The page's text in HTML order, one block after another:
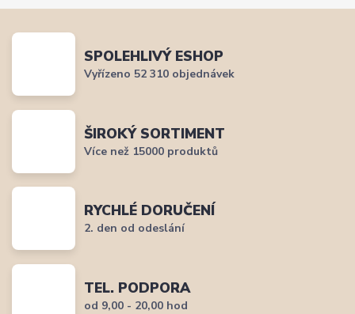
SPOLEHLIVÝ ESHOP
Vyřízeno 52 310 objednávek
ŠIROKÝ SORTIMENT
Více než 15000 produktů
RYCHLÉ DORUČENÍ
2. den od odeslání
TEL. PODPORA
od 9,00 - 20,00 hod